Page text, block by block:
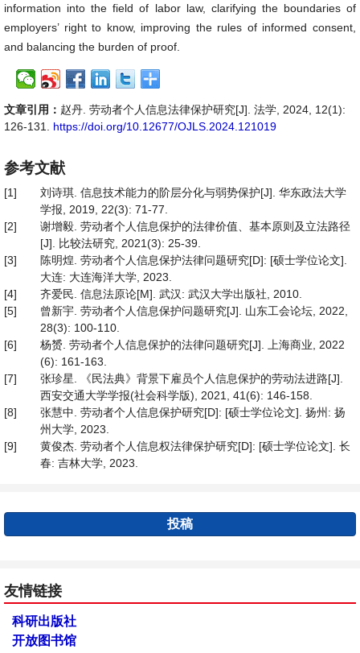
information into the field of labor law, clarifying the boundaries of
employers’ right to know, improving the rules of informed consent,
and balancing the burden of proof.
文章引用： 赵丹. 劳动者个人信息法律保护研究[J]. 法学, 2024, 12(1):
126-131. https://doi.org/10.12677/OJLS.2024.121019
参考文献
[1]
刘诗琪. 信息技术能力的阶层分化与弱势保护[J]. 华东政法大学
学报, 2019, 22(3): 71-77.
[2]
谢增毅. 劳动者个人信息保护的法律价值、基本原则及立法路径
[J]. 比较法研究, 2021(3): 25-39.
[3]
陈明煌. 劳动者个人信息保护法律问题研究[D]: [硕士学位论文].
大连: 大连海洋大学, 2023.
[4]
齐爱民. 信息法原论[M]. 武汉: 武汉大学出版社, 2010.
[5]
曾新宇. 劳动者个人信息保护问题研究[J]. 山东工会论坛, 2022,
28(3): 100-110.
[6]
杨赟. 劳动者个人信息保护的法律问题研究[J]. 上海商业, 2022
(6): 161-163.
[7]
张珍星. 《民法典》背景下雇员个人信息保护的劳动法进路[J].
西安交通大学学报(社会科学版), 2021, 41(6): 146-158.
[8]
张慧中. 劳动者个人信息保护研究[D]: [硕士学位论文]. 扬州: 扬
州大学, 2023.
[9]
黄俊杰. 劳动者个人信息权法律保护研究[D]: [硕士学位论文]. 长
春: 吉林大学, 2023.
投稿
友情链接
科研出版社
开放图书馆